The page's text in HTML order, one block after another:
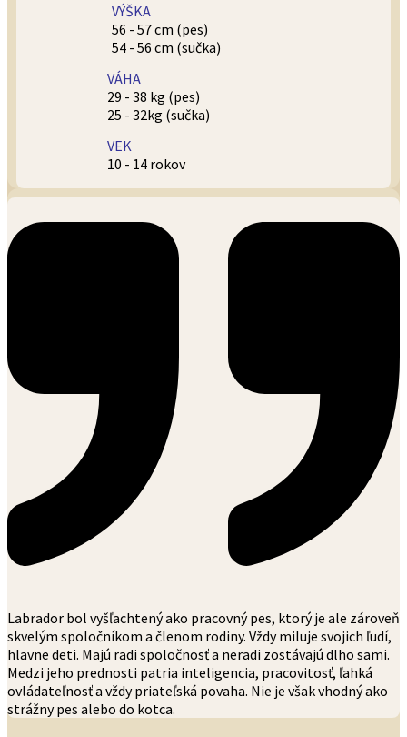
VÝŠKA
56 - 57 cm (pes)
54 - 56 cm (sučka)
VÁHA
29 - 38 kg (pes)
25 - 32kg (sučka)
VEK
10 - 14 rokov
Labrador bol vyšľachtený ako pracovný pes, ktorý je ale zároveň
skvelým spoločníkom a členom rodiny. Vždy miluje svojich ľudí,
hlavne deti. Majú radi spoločnosť a neradi zostávajú dlho sami.
Medzi jeho prednosti patria inteligencia, pracovitosť, ľahká
ovládateľnosť a vždy priateľská povaha. Nie je však vhodný ako
strážny pes alebo do kotca.